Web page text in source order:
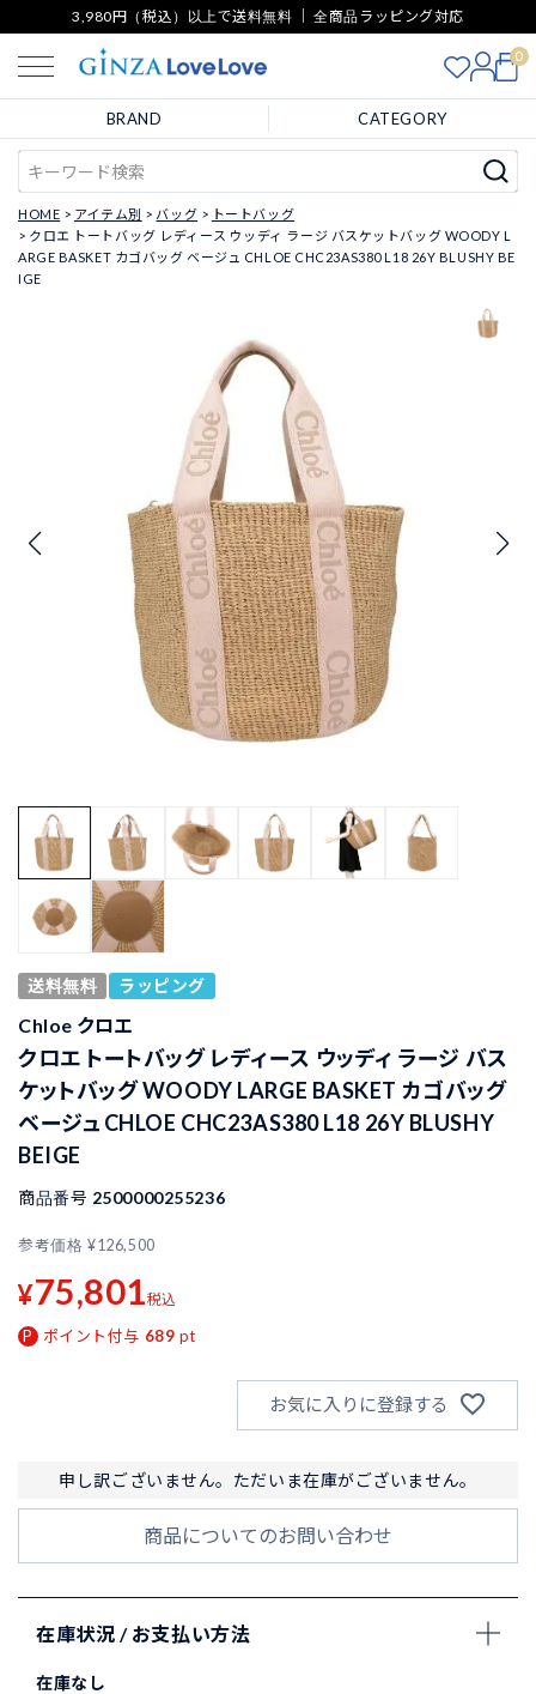
3,980円（税込）以上で送料無料 ｜ 全商品ラッピング対応
0
BRAND CATEGORY
HOME アイテム別 バッグ
トートバッグ
クロエ トートバッグ レディース ウッディ ラージ バスケットバッグ WOODY L
ARGE BASKET カゴバッグ ベージュ CHLOE CHC23AS380 L18 26Y BLUSHY BE
IGE
送料無料 ラッピング
Chloe クロエ
クロエ トートバッグ レディース ウッディ ラージ バス
ケットバッグ WOODY LARGE BASKET カゴバッグ
ベージュ CHLOE CHC23AS380 L18 26Y BLUSHY
BEIGE
商品番号 2500000255236
参考価格 ¥126,500
¥75,801税込
ポイント付与 689 pt
お気に入りに登録する
申し訳ございません。ただいま在庫がございません。
商品についてのお問い合わせ
在庫状況 / お支払い方法
在庫なし